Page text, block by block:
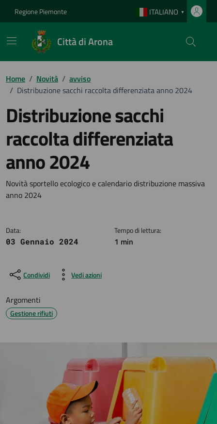
Regione Piemonte ITALIANO ▼
Città di Arona
Home / Novità / avviso
/ Distribuzione sacchi raccolta differenziata anno 2024
Distribuzione sacchi
raccolta differenziata
anno 2024
Dettagli della notizia
Novità sportello ecologico e calendario distribuzione massiva
anno 2024
Data:
03 Gennaio 2024
Tempo di lettura:
1 min
Condividi Vedi azioni
Argomenti
Gestione rifiuti